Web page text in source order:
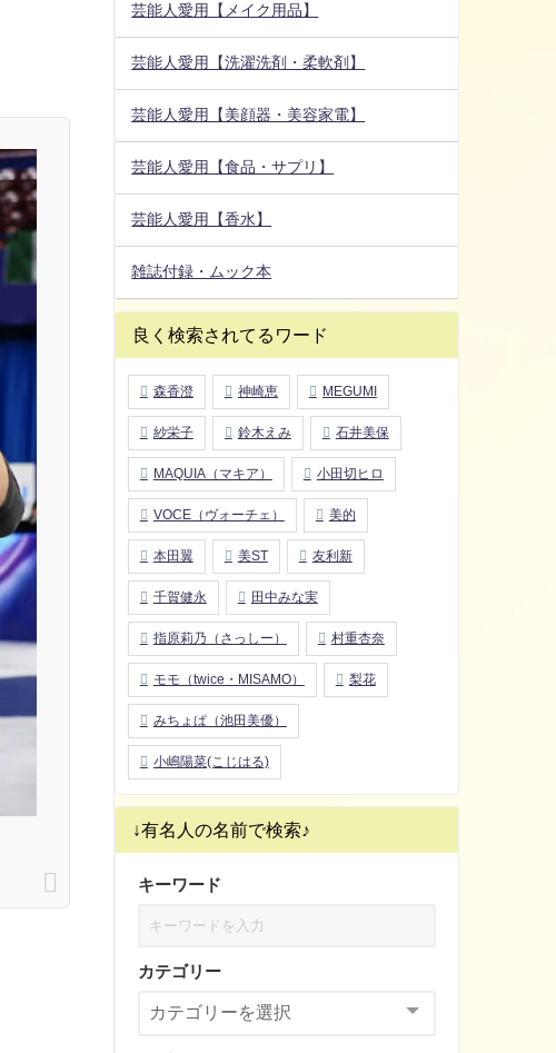
芸能人愛用【メイク用品】
芸能人愛用【洗濯洗剤・柔軟剤】
芸能人愛用【美顔器・美容家電】
芸能人愛用【食品・サプリ】
芸能人愛用【香水】
雑誌付録・ムック本
良く検索されてるワード
森香澄 神崎恵 MEGUMI
紗栄子 鈴木えみ 石井美保
MAQUIA（マキア） 小田切ヒロ
VOCE（ヴォーチェ） 美的
本田翼 美ST 友利新
千賀健永 田中みな実
指原莉乃（さっしー） 村重杏奈
モモ（twice・MISAMO） 梨花
みちょぱ（池田美優）
小嶋陽菜(こじはる)
↓有名人の名前で検索♪
キーワード
カテゴリー